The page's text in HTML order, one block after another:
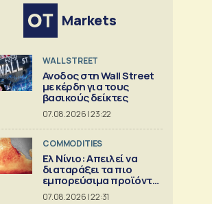
Markets
WALL STREET
Ανοδος στη Wall Street
με κέρδη για τους
βασικούς δείκτες
07.08.2026 | 23:22
COMMODITIES
Ελ Νίνιο: Απειλεί να
διαταράξει τα πιο
εμπορεύσιμα προϊόντα
στον κόσμο
07.08.2026 | 22:31